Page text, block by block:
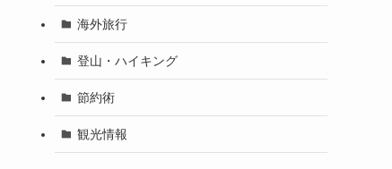
海外旅行
登山・ハイキング
節約術
観光情報